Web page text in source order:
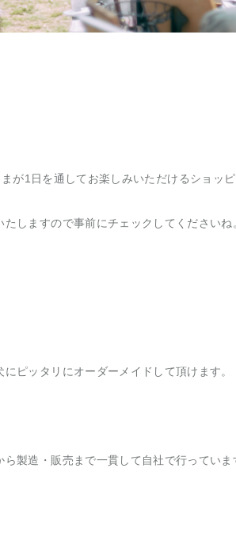
が1日を通してお楽しみいただけるショッ
しますので事前にチェックしてくださいね
ピッタリにオーダーメイドして頂けます。
製造・販売まで一貫して自社で行ってい